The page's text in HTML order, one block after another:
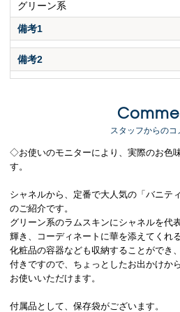
グリーン系
備考1
備考2
スタッフからのコ
◇お使いのモニターにより、実際のお色
す。
シャネルから、定番で大人気の「バニテ
のご紹介です。
グリーン系のラムスキンにシャネルを代
輝き、コーディネートに華を添えてくれ
化粧品の容器なども収納することができ
付きですので、ちょっとしたお出かけか
お使いいただけます。
付属品として、保存袋がございます。